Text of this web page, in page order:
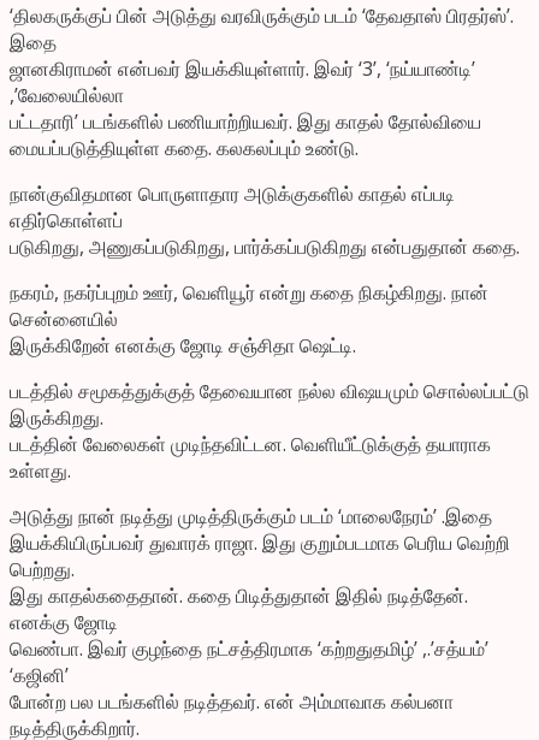
‘திலகருக்குப் பின் அடுத்து வரவிருக்கும் படம் ‘தேவதாஸ் பிரதர்ஸ்’.
இதை
ஜானகிராமன் என்பவர் இயக்கியுள்ளார். இவர் ‘3’, ‘நய்யாண்டி’
,’வேலையில்லா
பட்டதாரி’ படங்களில் பணியாற்றியவர். இது காதல் தோல்வியை
மையப்படுத்தியுள்ள கதை. கலகலப்பும் உண்டு.
நான்குவிதமான பொருளாதார அடுக்குகளில் காதல் எப்படி
எதிர்கொள்ளப்
படுகிறது, அணுகப்படுகிறது, பார்க்கப்படுகிறது என்பதுதான் கதை.
நகரம், நகர்ப்புறம் ஊர், வெளியூர் என்று கதை நிகழ்கிறது. நான்
சென்னையில்
இருக்கிறேன் எனக்கு ஜோடி சஞ்சிதா ஷெட்டி.
படத்தில் சமூகத்துக்குத் தேவையான நல்ல விஷயமும் சொல்லப்பட்டு
இருக்கிறது.
படத்தின் வேலைகள் முடிந்தவிட்டன. வெளியீட்டுக்குத் தயாராக
உள்ளது.
அடுத்து நான் நடித்து முடித்திருக்கும் படம் ‘மாலைநேரம்’ .இதை
இயக்கியிருப்பவர் துவாரக் ராஜா. இது குறும்படமாக பெரிய வெற்றி
பெற்றது.
இது காதல்கதைதான். கதை பிடித்துதான் இதில் நடித்தேன்.
எனக்கு ஜோடி
வெண்பா. இவர் குழந்தை நட்சத்திரமாக ‘கற்றதுதமிழ்’ ,.’சத்யம்’
‘கஜினி’
போன்ற பல படங்களில் நடித்தவர். என் அம்மாவாக கல்பனா
நடித்திருக்கிறார்.